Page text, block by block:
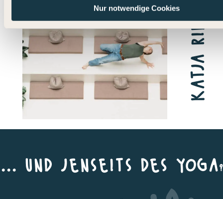
Nur notwendige Cookieskatja rinno
... und jenseits des yoga?